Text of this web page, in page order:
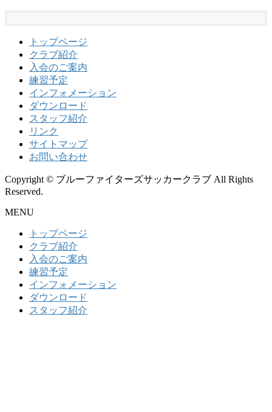
トップページ
クラブ紹介
入会のご案内
練習予定
インフォメーション
ダウンロード
スタッフ紹介
リンク
サイトマップ
お問い合わせ
Copyright © ブルーファイターズサッカークラブ All Rights
Reserved.
MENU
トップページ
クラブ紹介
入会のご案内
練習予定
インフォメーション
ダウンロード
スタッフ紹介